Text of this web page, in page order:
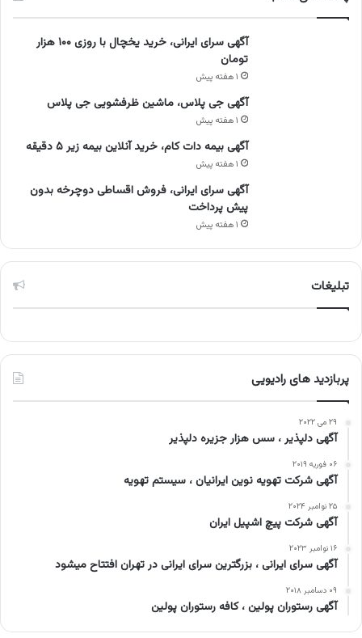
آگهی سرای ایرانی، خرید یخچال با روزی ۱۰۰ هزار
تومان
۱ هفته پیش
آگهی جی پلاس، ماشین ظرفشویی جی پلاس
۱ هفته پیش
آگهی بیمه دات کام، خرید آنلاین بیمه زیر ۵ دقیقه
۱ هفته پیش
آگهی سرای ایرانی، فروش اقساطی دوچرخه بدون
پیش پرداخت
۱ هفته پیش
تبلیغات
پربازدید های رادیویی
۲۹ می ۲۰۲۲
آگهی دلپذیر ، سس هزار جزیره دلپذیر
۰۶ فوریه ۲۰۱۹
آگهی شرکت تهویه نوین ایرانیان ، سیستم تهویه
۲۵ نوامبر ۲۰۲۴
آگهی شرکت پیچ اشپیل ایران
۱۶ نوامبر ۲۰۲۳
آگهی سرای ایرانی ، بزرگترین سرای ایرانی در تهران افتتاح میشود
۰۹ دسامبر ۲۰۱۸
آگهی رستوران پولین ، کافه رستوران پولین